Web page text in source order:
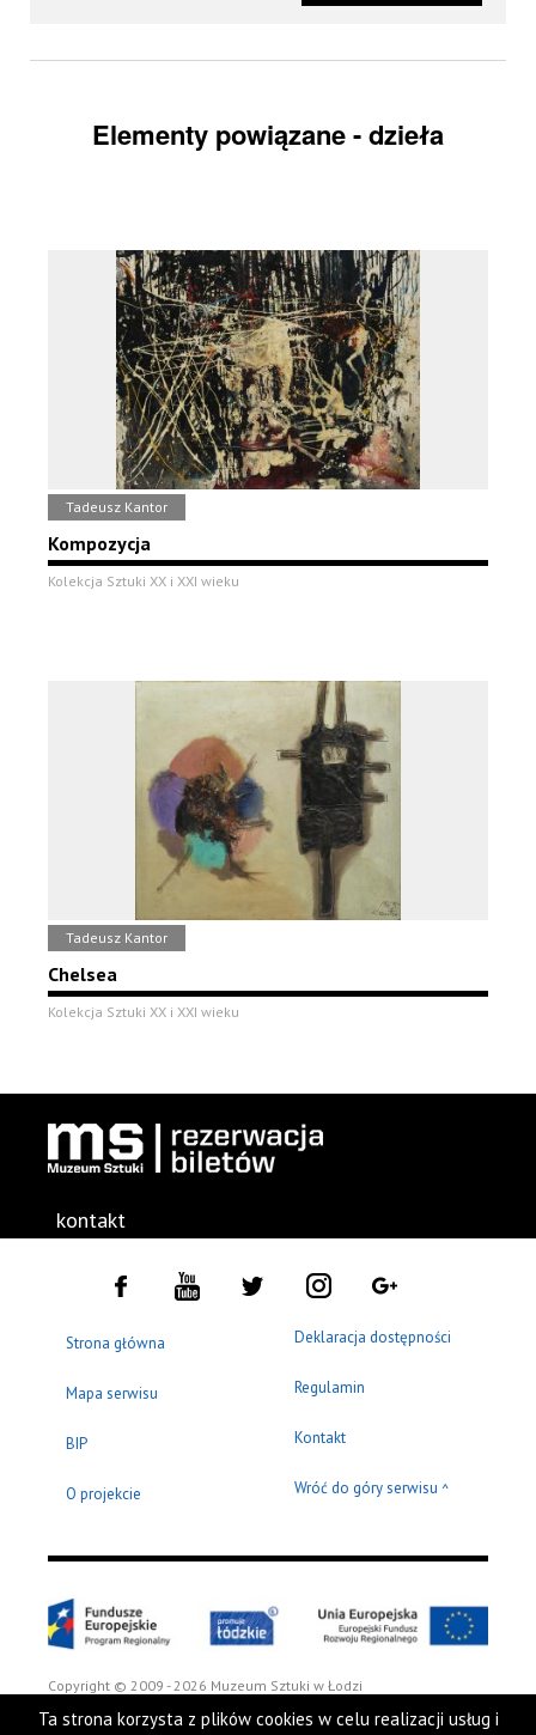
Elementy powiązane - dzieła
Tadeusz Kantor
Kompozycja
Kolekcja Sztuki XX i XXI wieku
Tadeusz Kantor
Chelsea
Kolekcja Sztuki XX i XXI wieku
kontakt
Strona główna
Mapa serwisu
BIP
O projekcie
Deklaracja dostępności
Regulamin
Kontakt
Wróć do góry serwisu ^
Copyright © 2009 - 2026 Muzeum Sztuki w Łodzi
Ta strona korzysta z plików cookies w celu realizacji usług i